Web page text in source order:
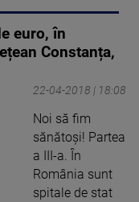
euro, în
Constanța,
22-04-2018 | 18:08
Noi să fim
sănătoşi! Partea
a III-a. În
România sunt
spitale de stat